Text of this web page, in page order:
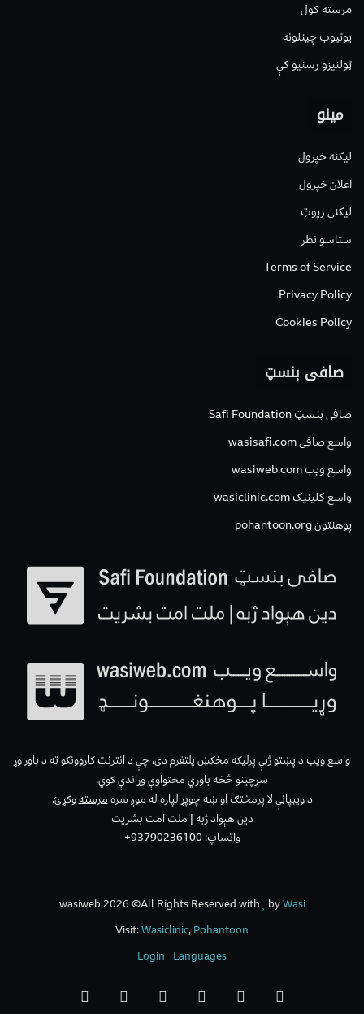
مرسته کول
یوتیوب چینلونه
ټولنیزو رسنیو کې
مینو
لیکنه خپرول
اعلان خپرول
لیکنې رپوټ
ستاسو نظر
Terms of Service
Privacy Policy
Cookies Policy
صافی بنسټ
صافی بنسټ Safi Foundation
واسع صافی wasisafi.com
واسع ویب wasiweb.com
واسع کلینیک wasiclinic.com
پوهنتون pohantoon.org
واسع ویب د پښتو ژبې پرلیکه مخکښ پلتفرم دی، چې د انترنت کاروونکو ته د باور وړ
سرچینو څخه باوري محتواوې وړاندې کوي.
د ویبپاڼې لا پرمختګ او ښه چوپړ لپاره له موږ سرهمرستهوکړئ.
دین هېواد ژبه | ملت امت بشریت
واتساپ: 93790236100+
wasiweb 2026 ©All Rights Reserved with byWasi
Visit:Wasiclinic,Pohantoon
Languages
Login
Facebook
YouTube
Instagram
Telegram